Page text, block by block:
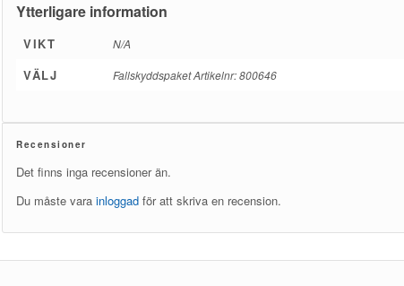
Ytterligare information
VIKT N/A
VÄLJ Fallskyddspaket Artikelnr: 800646
Recensioner
Det finns inga recensioner än.
Du måste varainloggad för att skriva en recension.